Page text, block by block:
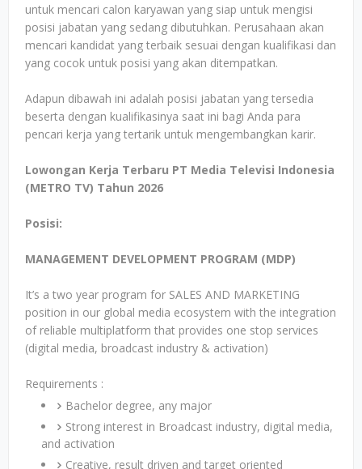
untuk mencari calon karyawan yang siap untuk mengisi
posisi jabatan yang sedang dibutuhkan. Perusahaan akan
mencari kandidat yang terbaik sesuai dengan kualifikasi dan
yang cocok untuk posisi yang akan ditempatkan.
Adapun dibawah ini adalah posisi jabatan yang tersedia
beserta dengan kualifikasinya saat ini bagi Anda para
pencari kerja yang tertarik untuk mengembangkan karir.
Lowongan Kerja Terbaru PT Media Televisi Indonesia
(METRO TV) Tahun 2026
Posisi:
MANAGEMENT DEVELOPMENT PROGRAM (MDP)
It’s a two year program for SALES AND MARKETING
position in our global media ecosystem with the integration
of reliable multiplatform that provides one stop services
(digital media, broadcast industry & activation)
Requirements :
Bachelor degree, any major
Strong interest in Broadcast industry, digital media,
and activation
Creative, result driven and target oriented